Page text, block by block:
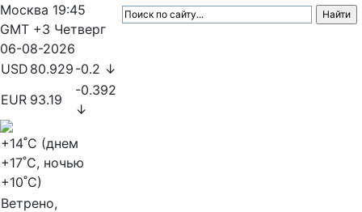
Москва 19:45
GMT +3 Четверг
06-08-2026
USD 80.929 -0.2 ↓
EUR 93.19
-0.392
↓
+14˚C (днем
+17˚C, ночью
+10˚C)
Ветрено,